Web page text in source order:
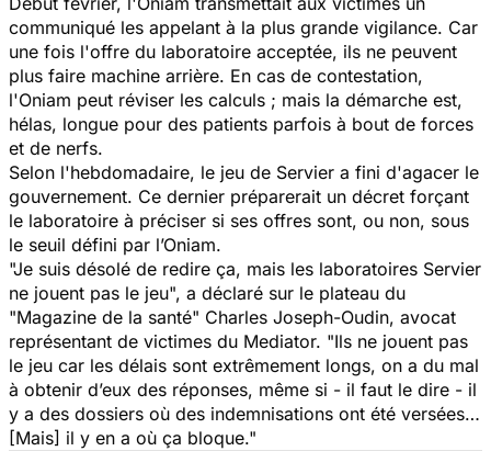
communiqué les appelant à la plus grande vigilance. Car
une fois l'offre du laboratoire acceptée, ils ne peuvent
plus faire machine arrière. En cas de contestation,
l'Oniam peut réviser les calculs ; mais la démarche est,
hélas, longue pour des patients parfois à bout de forces
et de nerfs.
Selon l'hebdomadaire, le jeu de Servier a fini d'agacer le
gouvernement. Ce dernier préparerait un décret forçant
le laboratoire à préciser si ses offres sont, ou non, sous
le seuil défini par l’Oniam.
"Je suis désolé de redire ça, mais les laboratoires Servier
ne jouent pas le jeu", a déclaré sur le plateau du
"Magazine de la santé" Charles Joseph-Oudin, avocat
représentant de victimes du Mediator. "Ils ne jouent pas
le jeu car les délais sont extrêmement longs, on a du mal
à obtenir d’eux des réponses, même si - il faut le dire - il
y a des dossiers où des indemnisations ont été versées…
[Mais] il y en a où ça bloque."